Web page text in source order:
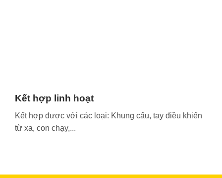
Kết hợp linh hoạt
Kết hợp được với các loại: Khung cẩu, tay điều khiển
từ xa, con chạy,...